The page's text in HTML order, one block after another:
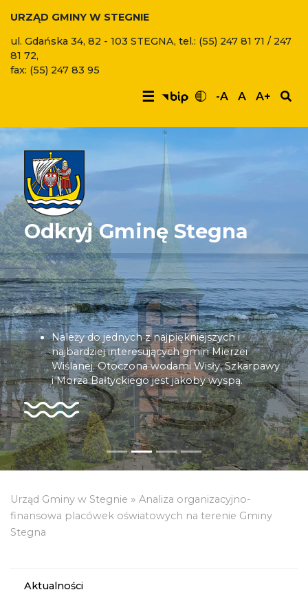
URZĄD GMINY W STEGNIE
ul. Gdańska 34, 82 - 103 STEGNA, tel.: (55) 247 81 71 / 247
81 72,
fax: (55) 247 83 95
☰ -A A A+
Odkryj Gminę Stegna
Należy do jednych z najpiękniejszych i
najbardziej interesujących gmin Mierzei
Wiślanej. Otoczona wodami Wisły, Szkarpawy
i Morza Bałtyckiego jest jakoby wyspą.
Urząd Gminy w Stegnie » Analiza organizacyjno-
finansowa placówek oświatowych na terenie Gminy
Stegna
Aktualności